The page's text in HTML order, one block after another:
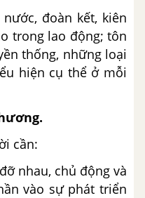
đoàn kết, kiên
trong lao động; tôn
thống, những loại
hiện cụ thể ở mỗi
cần:
nhau, chủ động và
vào sự phát triển